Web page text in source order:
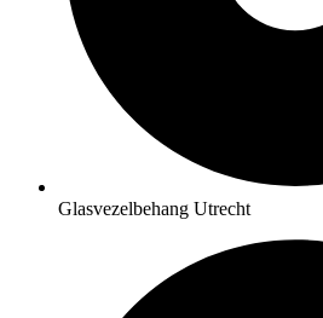
Glasvezelbehang Utrecht